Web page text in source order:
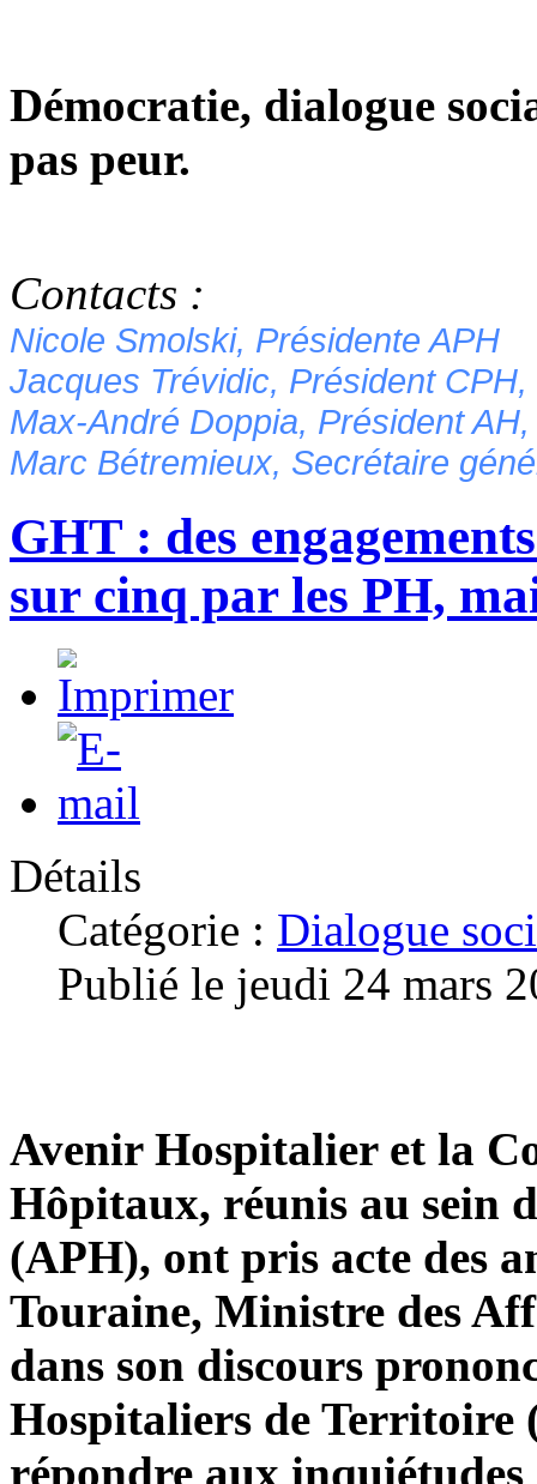
Démocratie, dialogue
pas peur.
Contacts :
Nicole Smolski, Présidente APH
Jacques Trévidic, Président
Max-André Doppia, Président
Marc Bétremieux, Secrétaire
GHT : des
sur cinq par les PH,
Détails
Catégorie : Dialogue
Publié le jeudi 24 mars
Avenir Hospitalier et la
Hôpitaux, réunis au sein
(APH), ont pris acte des
Touraine, Ministre des
dans son discours
Hospitaliers de Territoire
répondre aux